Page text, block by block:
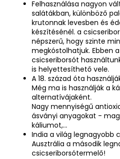
Felhasználása nagyon
salátákban, különböző
krutonnak levesben és
készítésénél. a
népszerű, hogy szinte
megkóstolhatjuk. Ebben
csicseriborsót
is helyettesíthető vele.
A 18. század óta
Még ma is használják a
alternatívájaként.
Nagy mennyiségű
ásványi anyagokat -
káliumot,...
India a világ legnagyobb
Ausztrália a második
csicseriborsótermelő!